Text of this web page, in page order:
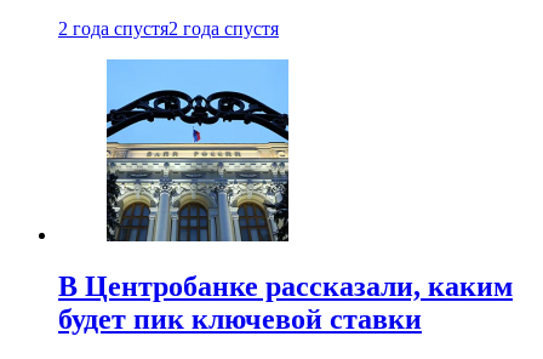
2 года спустя2 года спустя
В Центробанке рассказали, каким
будет пик ключевой ставки